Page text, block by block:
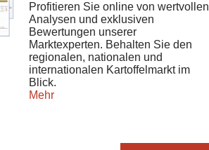
Profitieren Sie online von wertvollen
Analysen und exklusiven
Bewertungen unserer
Marktexperten. Behalten Sie den
regionalen, nationalen und
internationalen Kartoffelmarkt im
Blick.
Mehr